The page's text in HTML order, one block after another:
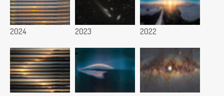
2024 2023 2022